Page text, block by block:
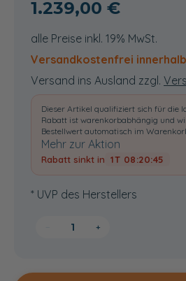
1.239,00 €
alle Preise inkl. 19% MwSt.
Versandkostenfrei
Versand ins Ausland zzgl.
Dieser Artikel qualifiziert sich für die
Rabatt ist warenkorbabhängig und
Bestellwert automatisch im
Mehr zur Aktion
Rabatt sinkt in 1T 08:20:44
* UVP des Herstellers
+